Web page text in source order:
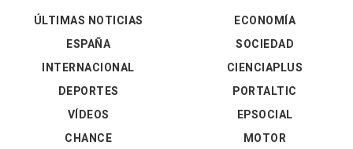
ÚLTIMAS NOTICIAS
ESPAÑA
INTERNACIONAL
DEPORTES
VÍDEOS
ECONOMÍA
SOCIEDAD
CIENCIAPLUS
PORTALTIC
EPSOCIAL
CHANCE
MOTOR